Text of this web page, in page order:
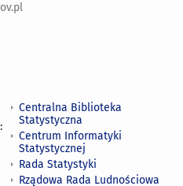
Centralna Biblioteka
Statystyczna
Centrum Informatyki
Statystycznej
Rada Statystyki
Rządowa Rada Ludnościowa